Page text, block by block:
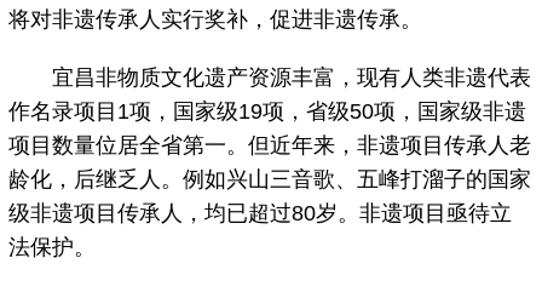
将对非遗传承人实行奖补，促进非遗传承。
宜昌非物质文化遗产资源丰富，现有人类非遗代表
作名录项目1项，国家级19项，省级50项，国家级非遗
项目数量位居全省第一。但近年来，非遗项目传承人老
龄化，后继乏人。例如兴山三音歌、五峰打溜子的国家
级非遗项目传承人，均已超过80岁。非遗项目亟待立
法保护。